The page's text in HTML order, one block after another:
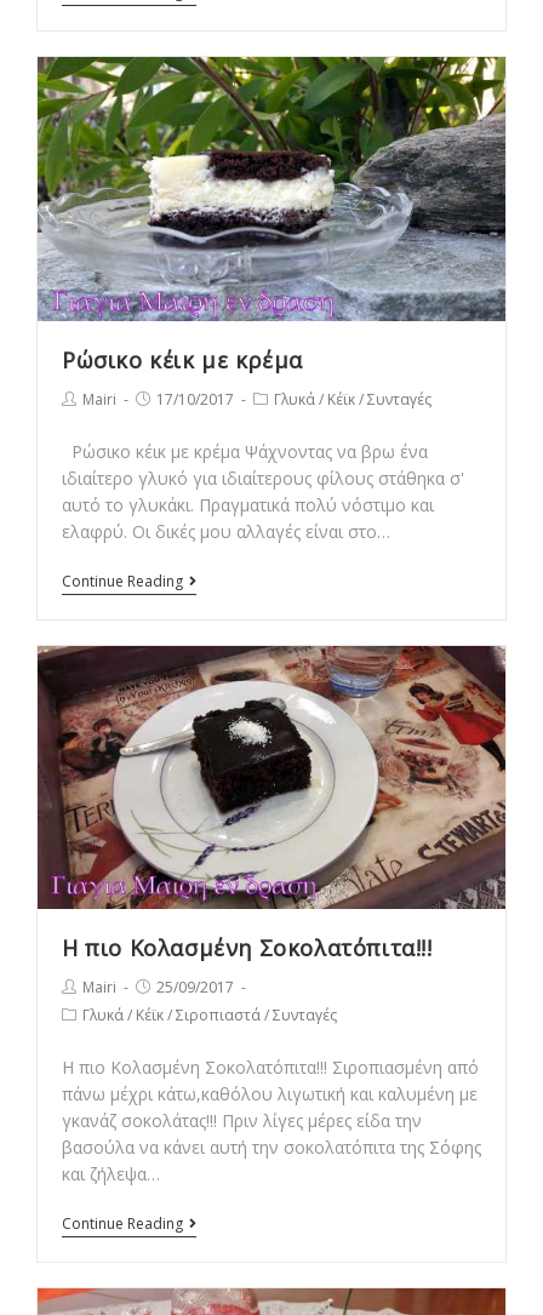
Ρώσικο κέικ με κρέμα
PostMairi
Post17/10/2017
PostΓλυκά/ Κέϊκ/Συνταγές
Ρώσικο κέικ με κρέμα Ψάχνοντας να βρω ένα
ιδιαίτερο γλυκό για ιδιαίτερους φίλους στάθηκα σ'
αυτό το γλυκάκι. Πραγματικά πολύ νόστιμο και
ελαφρύ. Οι δικές μου αλλαγές είναι στο…
Continue Reading Ρώσικο
κρέμα
Η πιο Κολασμένη Σοκολατόπιτα!!!
Post
author:
Mairi
Post
published:
25/09/2017
PostΓλυκά/ Κέϊκ/Σιροπιαστά/Συνταγές
Η πιο Κολασμένη Σοκολατόπιτα!!! Σιροπιασμένη από
πάνω μέχρι κάτω,καθόλου λιγωτική και καλυμένη με
γκανάζ σοκολάτας!!! Πριν λίγες μέρες είδα την
βασούλα να κάνει αυτή την σοκολατόπιτα της Σόφης
και ζήλεψα…
Continue Reading Η